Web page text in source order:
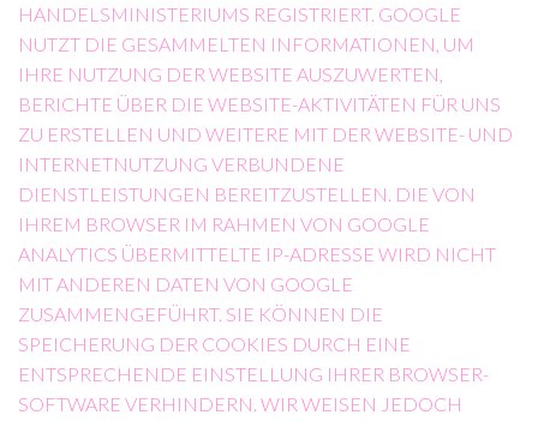
ANDELSMINISTERIUMS REGISTRIERT. GOOGLE N
UTZT DIE GESAMMELTEN INFORMATIONEN, UM I
HRE NUTZUNG DER WEBSITE AUSZUWERTEN, B
ERICHTE ÜBER DIE WEBSITE-AKTIVITÄTEN FÜR UNS Z
U ERSTELLEN UND WEITERE MIT DER WEBSITE- UND I
NTERNETNUTZUNG VERBUNDENE D
IENSTLEISTUNGEN BEREITZUSTELLEN. DIE VON I
HREM BROWSER IM RAHMEN VON GOOGLE A
NALYTICS ÜBERMITTELTE IP-ADRESSE WIRD NICHT M
IT ANDEREN DATEN VON GOOGLE Z
USAMMENGEFÜHRT. SIE KÖNNEN DIE S
PEICHERUNG DER COOKIES DURCH EINE E
NTSPRECHENDE EINSTELLUNG IHRER BROWSER-S
OFTWARE VERHINDERN. WIR WEISEN JEDOCH D